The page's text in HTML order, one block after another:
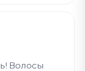
Волосы